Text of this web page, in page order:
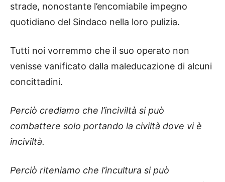
strade, nonostante l’encomiabile impegno
quotidiano del Sindaco nella loro pulizia.
Tutti noi vorremmo che il suo operato non
venisse vanificato dalla maleducazione di alcuni
concittadini.
Perciò crediamo che l’inciviltà si può
combattere solo portando la civiltà dove vi è
inciviltà.
Perciò riteniamo che l’incultura si può